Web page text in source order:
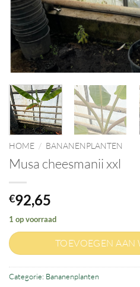
HOME / BANANENPLANTEN
Musa cheesmanii xxl
€92,65
1 op voorraad
TOEVOEGEN AAN
Categorie: Bananenplanten